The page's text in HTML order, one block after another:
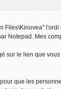
Files\Kinovea"
Notepad. Mes
le lien que
que les